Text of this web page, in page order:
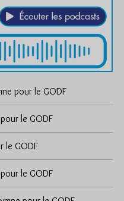
pour le GODF
le GODF
le GODF
le GODF